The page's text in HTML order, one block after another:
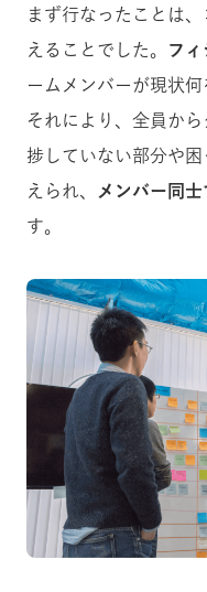
まず行なったことは
えることでした。
フ
ームメンバーが現状
それにより、全員か
捗していない部分や
えられ、
メンバー同
す。